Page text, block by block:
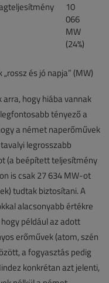
10
066
MW
(24%)
és jó napja” (MW)
hogy hiába vannak
tényező a
a német naperőművek
legrosszabb
(a beépített teljesítmény
is csak 27 634 MW-ot
tudtak biztosítani. A
alacsonyabb értékre
például az adott
erőművek (atom, szén
a fogyasztás pedig
konkrétan azt jelenti,